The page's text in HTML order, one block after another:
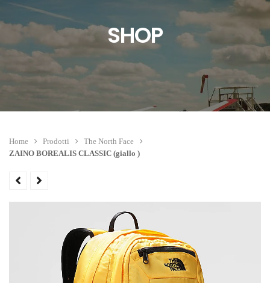
SHOP
Home Prodotti
The North Face
ZAINO BOREALIS CLASSIC (giallo )